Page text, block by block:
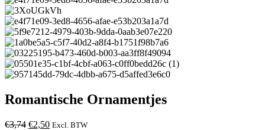
Romantische Ornamentjes
€3,74 Oorspronkelijke
€2,50Huidige
Excl. BTW